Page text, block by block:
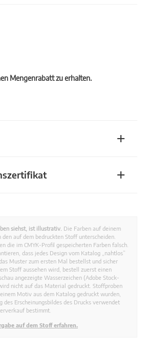
Mengenrabatt zu erhalten.
siehst, ist illustrativ. Die Farben auf deinem
den auf dem bedruckten Stoff unterscheiden.
die im CMYK-Profil gespeicherten Farben falsch.
dass jedes Design vom Katalog „nahtlos”
Muster zum ersten Mal bestellst und sicher
Stoff aussehen wird, bestell zuerst einen
angezeigte Wasserzeichen (Adobe Stock-
nicht auf das Material gedruckt. Stoffproben
Motiv aus dem Katalog gedruckt wurden,
des Erscheinungsbildes des Drucks verwendet
bestimmt.
auf dem Stoff erfahren.